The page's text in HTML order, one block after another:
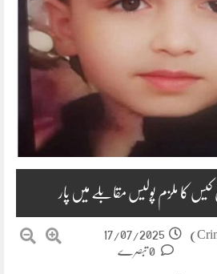
کا ملزم پولیس مقابلے میں پار
17/07/2025